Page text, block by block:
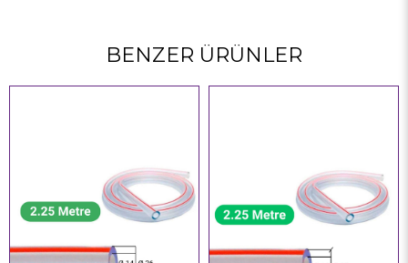
BENZER ÜRÜNLER